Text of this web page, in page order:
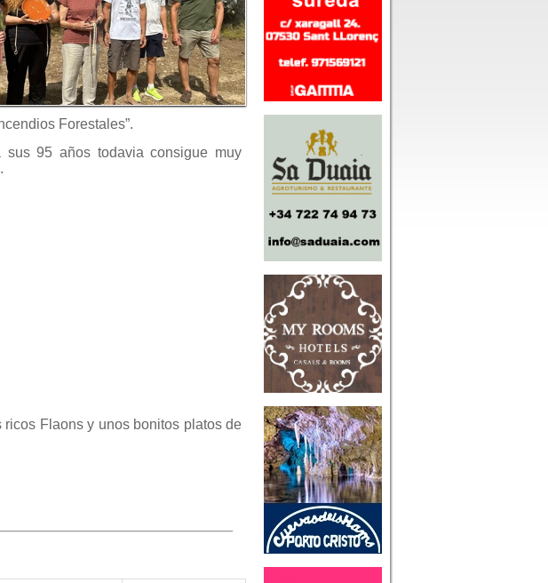
Forestales”.
95 años todavia consigue muy
Flaons y unos bonitos platos de